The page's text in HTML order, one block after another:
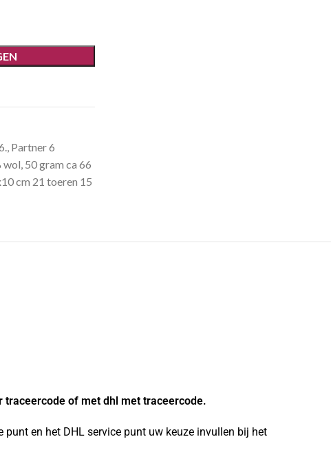
, Partner 6
wol, 50 gram ca 66
cm 21 toeren 15
traceercode of met dhl met traceercode.
en het DHL service punt uw keuze invullen bij het